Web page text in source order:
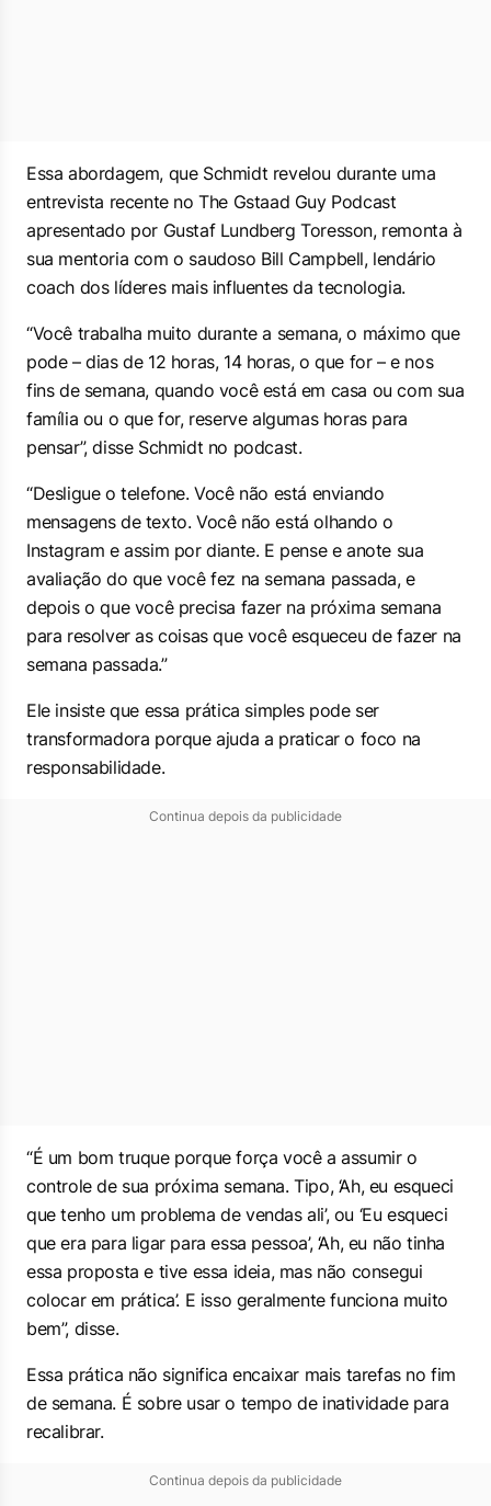
Essa abordagem, que Schmidt revelou durante uma
entrevista recente no The Gstaad Guy Podcast
apresentado por Gustaf Lundberg Toresson, remonta à
sua mentoria com o saudoso Bill Campbell, lendário
coach dos líderes mais influentes da tecnologia.
“Você trabalha muito durante a semana, o máximo que
pode – dias de 12 horas, 14 horas, o que for – e nos
fins de semana, quando você está em casa ou com sua
família ou o que for, reserve algumas horas para
pensar”, disse Schmidt no podcast.
“Desligue o telefone. Você não está enviando
mensagens de texto. Você não está olhando o
Instagram e assim por diante. E pense e anote sua
avaliação do que você fez na semana passada, e
depois o que você precisa fazer na próxima semana
para resolver as coisas que você esqueceu de fazer na
semana passada.”
Ele insiste que essa prática simples pode ser
transformadora porque ajuda a praticar o foco na
responsabilidade.
Continua depois da publicidade
“É um bom truque porque força você a assumir o
controle de sua próxima semana. Tipo, ‘Ah, eu esqueci
que tenho um problema de vendas ali’, ou ‘Eu esqueci
que era para ligar para essa pessoa’, ‘Ah, eu não tinha
essa proposta e tive essa ideia, mas não consegui
colocar em prática’. E isso geralmente funciona muito
bem”, disse.
Essa prática não significa encaixar mais tarefas no fim
de semana. É sobre usar o tempo de inatividade para
recalibrar.
Continua depois da publicidade